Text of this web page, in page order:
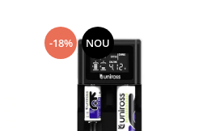
-18% NOU